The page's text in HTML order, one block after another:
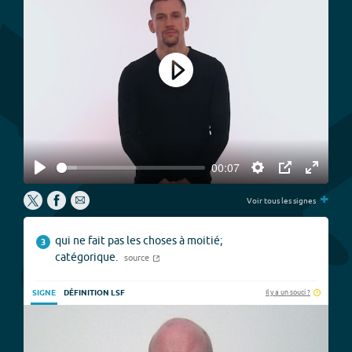
Play
00:07
Settings
PIP
Enter
Play
Voir tous les signes +
3
qui ne fait pas les choses à moitié;
catégorique.
source
SIGNE DÉFINITION LSF Il y a un souci ?